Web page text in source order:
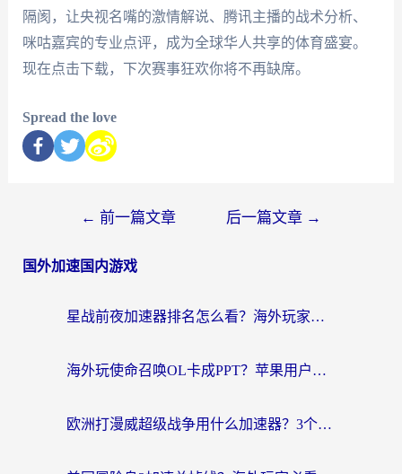
隔阂，让央视名嘴的激情解说、腾讯主播的战术分析、
咪咕嘉宾的专业点评，成为全球华人共享的体育盛宴。
现在点击下载，下次赛事狂欢你将不再缺席。
Spread the love
← 前一篇文章 后一篇文章 →
国外加速国内游戏
星战前夜加速器排名怎么看？海外玩家国服游戏畅玩终极指南（附欧洲玩跑跑我的起源解决方案）
海外玩使命召唤OL卡成PPT？苹果用户必看：使命召唤OL国外加速器下载苹果版指南
欧洲打漫威超级战争用什么加速器？3个海外游戏卡顿问题一次解决（附实测推荐）